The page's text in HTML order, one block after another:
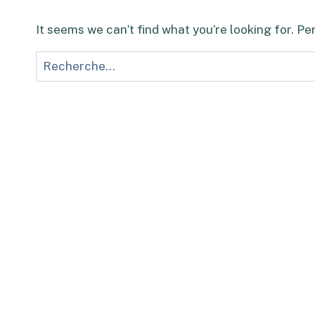
It seems we can’t find what you’re looking for.
Rechercher :